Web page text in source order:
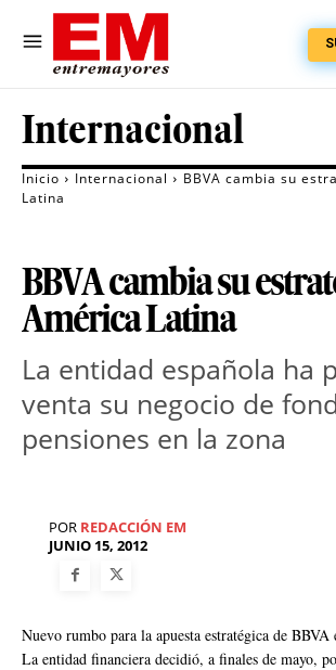
Internacional
Inicio Internacional
BBVA cambia su
Latina
BBVA cambia su
América Latina
La entidad española ha
venta su negocio de
pensiones en la zona
POR REDACCIÓN EM
JUNIO 15, 2012
Nuevo rumbo para la apuesta estratégica de
La entidad financiera decidió, a finales de mayo,